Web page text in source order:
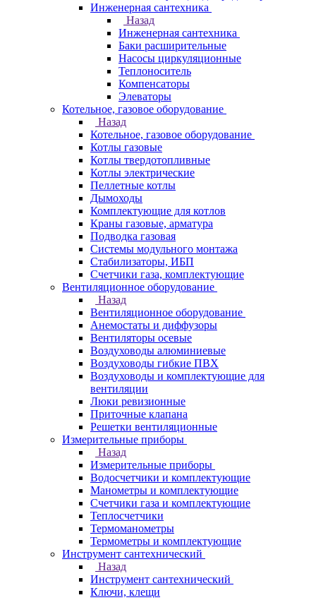
Инженерная сантехника
Назад
Инженерная сантехника
Баки расширительные
Насосы циркуляционные
Теплоноситель
Компенсаторы
Элеваторы
Котельное, газовое оборудование
Назад
Котельное, газовое оборудование
Котлы газовые
Котлы твердотопливные
Котлы электрические
Пеллетные котлы
Дымоходы
Комплектующие для котлов
Краны газовые, арматура
Подводка газовая
Системы модульного монтажа
Стабилизаторы, ИБП
Счетчики газа, комплектующие
Вентиляционное оборудование
Назад
Вентиляционное оборудование
Анемостаты и диффузоры
Вентиляторы осевые
Воздуховоды алюминиевые
Воздуховоды гибкие ПВХ
Воздуховоды и комплектующие для
вентиляции
Люки ревизионные
Приточные клапана
Решетки вентиляционные
Измерительные приборы
Назад
Измерительные приборы
Водосчетчики и комплектующие
Манометры и комплектующие
Счетчики газа и комплектующие
Теплосчетчики
Термоманометры
Термометры и комплектующие
Инструмент сантехнический
Назад
Инструмент сантехнический
Ключи, клещи